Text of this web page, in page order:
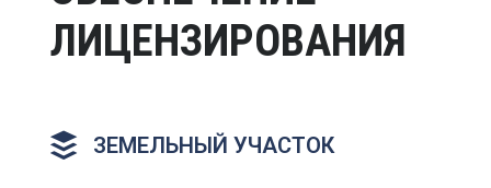
ЛИЦЕНЗИРОВАНИЯ
ЗЕМЕЛЬНЫЙ УЧАСТОК